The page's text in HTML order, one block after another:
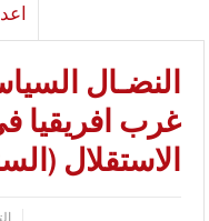
النضـال
غرب افريقيا
الاستقلال